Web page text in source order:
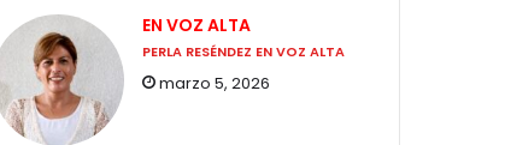
EN VOZ ALTA
PERLA RESÉNDEZ EN VOZ ALTA
marzo 5, 2026